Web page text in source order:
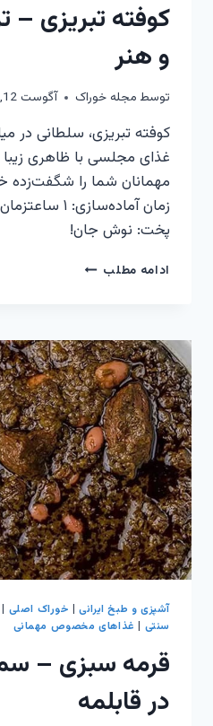
کوفته تبریزی –
و هنر
توسط مجله خوراک آگوست 12, 2024
کوفته تبریزی، سلطانی در
غذای مجلسی با ظاهری
مهمانان شما را شگفت‌زده
پخت: نوش جان!
ادامه مطلبکوفته
از
طعم
و
هنر
آشپزی و طبخ ایرانی| خوراک اصلی |
سنتی | غذاهای مخصوص مهمانی
قرمه سبزی –
در قابلمه